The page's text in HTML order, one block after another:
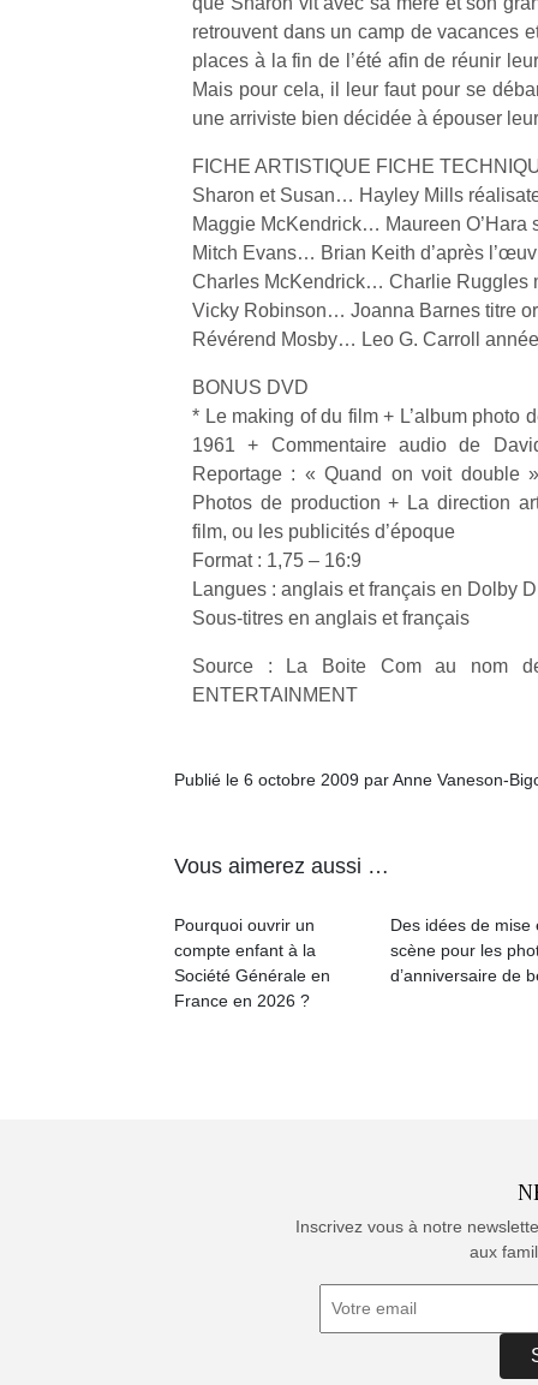
retrouvent dans un camp de vacances
places à la fin de l’été afin de réunir
Mais pour cela, il leur faut pour se
une arriviste bien décidée à épouser
FICHE ARTISTIQUE FICHE
Sharon et Susan… Hayley Mills
Maggie McKendrick… Maureen
Mitch Evans… Brian Keith d’après
Charles McKendrick… Charlie Ruggles
Vicky Robinson… Joanna Barnes titre
Révérend Mosby… Leo G. Carroll
BONUS DVD
* Le making of du film + L’album photo
1961 + Commentaire audio de
Reportage : « Quand on voit double
Photos de production + La direction
film, ou les publicités d’époque
Format : 1,75 – 16:9
Langues : anglais et français en Dolby
Sous-titres en anglais et français
Source : La Boite Com au nom
ENTERTAINMENT
Publié le 6 octobre 2009 par Anne Vaneson-
Vous aimerez aussi …
Pourquoi ouvrir un
compte enfant à la
Société Générale en
France en 2026 ?
Des idées de mise
scène pour les
d’anniversaire de
Inscrivez vous à notre
aux